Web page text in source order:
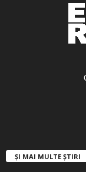
ȘI MAI MULTE ȘTIRI